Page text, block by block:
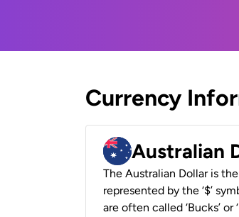
Currency
Australian
The Australian Dollar is
represented by the ‘$’
are often called ‘Bucks’ or